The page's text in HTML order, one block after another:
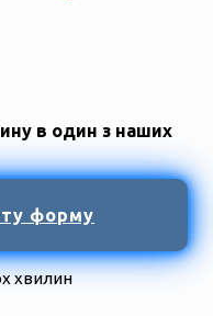
в один з наших
форму
хвилин